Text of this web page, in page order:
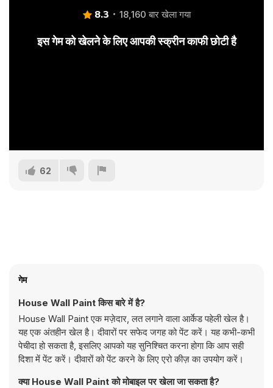
8.3 18,160 बार खेला गया
इस गेम को खेलने के लिए आपकी स्क्रीन काफी छोटी है
62
गेम
House Wall Paint किस बारे में है?
House Wall Paint एक मज़ेदार, लत लगाने वाला आर्केड पहेली खेल है।
यह एक अंतहीन खेल है। दीवारों पर सफेद जगह को पेंट करें। यह कभी-कभी
पेचीदा हो सकता है, इसलिए आपको यह सुनिश्चित करना होगा कि आप सही
दिशा में पेंट करें। दीवारों को पेंट करने के लिए एरो कीज़ का उपयोग करें।
क्या House Wall Paint को मोबाइल पर खेला जा सकता है?